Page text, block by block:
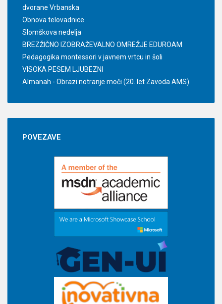
dvorane Vrbanska
Obnova telovadnice
Slomškova nedelja
BREZŽIČNO IZOBRAŽEVALNO OMREŽJE EDUROAM
Pedagogika montessori v javnem vrtcu in šoli
VISOKA PESEM LJUBEZNI
Almanah - Obrazi notranje moči (20. let Zavoda AMS)
POVEZAVE